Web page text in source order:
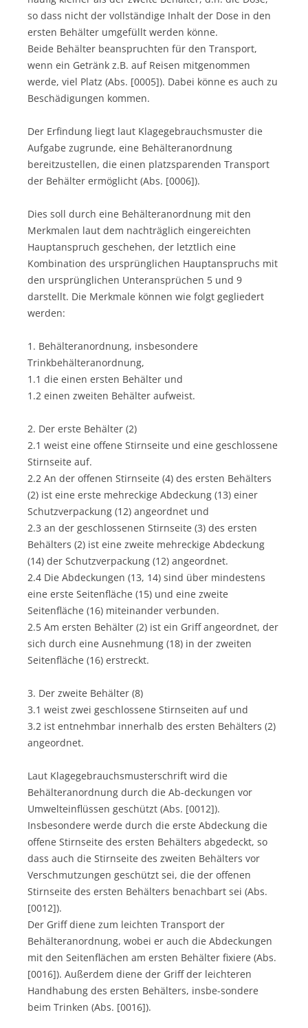
so dass nicht der vollständige Inhalt der Dose in den
ersten Behälter umgefüllt werden könne.
Beide Behälter beanspruchten für den Transport,
wenn ein Getränk z.B. auf Reisen mitgenommen
werde, viel Platz (Abs. [0005]). Dabei könne es auch zu
Beschädigungen kommen.
Der Erfindung liegt laut Klagegebrauchsmuster die
Aufgabe zugrunde, eine Behälteranordnung
bereitzustellen, die einen platzsparenden Transport
der Behälter ermöglicht (Abs. [0006]).
Dies soll durch eine Behälteranordnung mit den
Merkmalen laut dem nachträglich eingereichten
Hauptanspruch geschehen, der letztlich eine
Kombination des ursprünglichen Hauptanspruchs mit
den ursprünglichen Unteransprüchen 5 und 9
darstellt. Die Merkmale können wie folgt gegliedert
werden:
1. Behälteranordnung, insbesondere
Trinkbehälteranordnung,
1.1 die einen ersten Behälter und
1.2 einen zweiten Behälter aufweist.
2. Der erste Behälter (2)
2.1 weist eine offene Stirnseite und eine geschlossene
Stirnseite auf.
2.2 An der offenen Stirnseite (4) des ersten Behälters
(2) ist eine erste mehreckige Abdeckung (13) einer
Schutzverpackung (12) angeordnet und
2.3 an der geschlossenen Stirnseite (3) des ersten
Behälters (2) ist eine zweite mehreckige Abdeckung
(14) der Schutzverpackung (12) angeordnet.
2.4 Die Abdeckungen (13, 14) sind über mindestens
eine erste Seitenfläche (15) und eine zweite
Seitenfläche (16) miteinander verbunden.
2.5 Am ersten Behälter (2) ist ein Griff angeordnet, der
sich durch eine Ausnehmung (18) in der zweiten
Seitenfläche (16) erstreckt.
3. Der zweite Behälter (8)
3.1 weist zwei geschlossene Stirnseiten auf und
3.2 ist entnehmbar innerhalb des ersten Behälters (2)
angeordnet.
Laut Klagegebrauchsmusterschrift wird die
Behälteranordnung durch die Ab-deckungen vor
Umwelteinflüssen geschützt (Abs. [0012]).
Insbesondere werde durch die erste Abdeckung die
offene Stirnseite des ersten Behälters abgedeckt, so
dass auch die Stirnseite des zweiten Behälters vor
Verschmutzungen geschützt sei, die der offenen
Stirnseite des ersten Behälters benachbart sei (Abs.
[0012]).
Der Griff diene zum leichten Transport der
Behälteranordnung, wobei er auch die Abdeckungen
mit den Seitenflächen am ersten Behälter fixiere (Abs.
[0016]). Außerdem diene der Griff der leichteren
Handhabung des ersten Behälters, insbe-sondere
beim Trinken (Abs. [0016]).